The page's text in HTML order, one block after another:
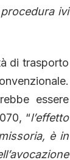
ivi
di trasporto
essere
“l’effetto
è in